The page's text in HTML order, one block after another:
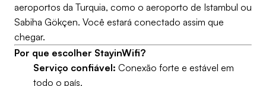
aeroportos da Turquia, como o aeroporto de Istambul ou
Sabiha Gökçen. Você estará conectado assim que
chegar.
Por que escolher StayinWifi?
Serviço confiável: Conexão forte e estável em
todo o país.